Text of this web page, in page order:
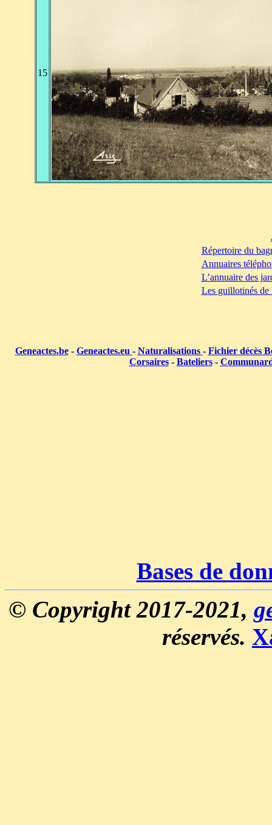
15
Répertoire du
Annuaires
L’annuaire des
Les guillotinés de
Geneactes.be- Geneactes.eu - Naturalisations - Fichier décès
Corsaires- Bateliers-
Bases de
© Copyright 2017-2021,
réservés.